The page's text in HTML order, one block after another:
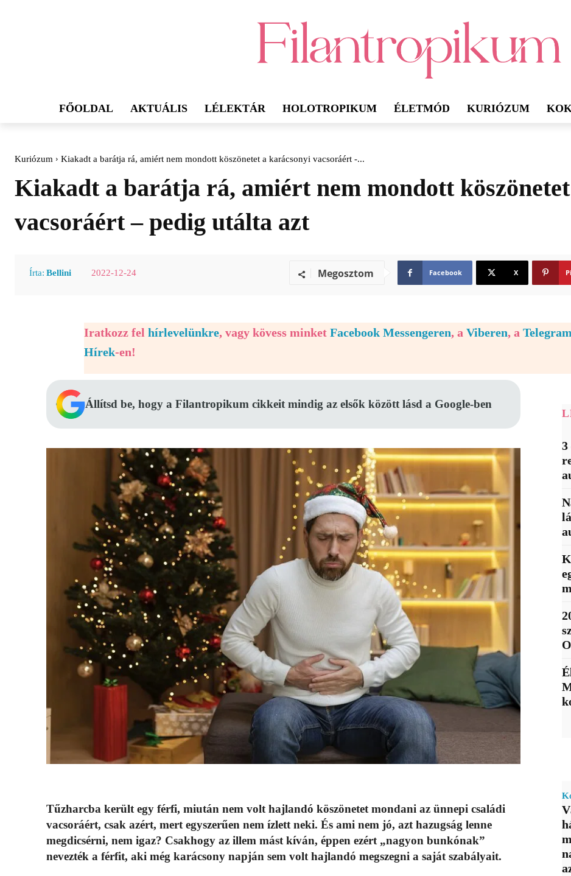
FŐOLDAL AKTUÁLIS LÉLEKTÁR HOLOTROPIKUM ÉLETMÓD KURIÓZUM
Kuriózum Kiakadt a barátja rá, amiért nem mondott köszönetet a karácsonyi vacsoráért -...
Kiakadt a barátja rá, amiért nem mondott
vacsoráért – pedig utálta azt
Írta: Bellini 2022-12-24 Megosztom Facebook X
Iratkozz fel hírlevelünkre, vagy kövess minket Facebook Messengeren, a Viberen, a
Hírek-en!
Állítsd be, hogy a Filantropikum cikkeit mindig az elsők között lásd a Google-ben
Tűzharcba került egy férfi, miután nem volt hajlandó köszönetet mondani az ünnepi családi
vacsoráért, csak azért, mert egyszerűen nem ízlett neki. És ami nem jó, azt hazugság lenne
megdicsérni, nem igaz? Csakhogy az illem mást kíván, éppen ezért „nagyon bunkónak”
nevezték a férfit, aki még karácsony napján sem volt hajlandó megszegni a saját szabályait.
3